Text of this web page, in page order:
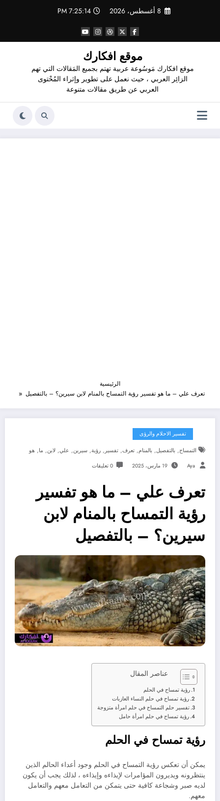
8 أغسطس، 2026 7:25:15 PM
موقع افكارك
موقع افكارك مَوسُوعة عربية تهتم بجميع المَقالات التي تهم
الزائِر العربي ، حيث نعمل على تطوير وإثراء المُحْتوى
العربي عن طريق مقالات متنوعة
الرئيسية
تعرف علي – ما هو تفسير رؤية التمساح بالمنام لابن سيرين؟ – بالتفصيل
تفسير الاحلام والرؤى
التمساح, بالتفصيل, بالمنام, تعرف, تفسير , رؤية, سيرين, علي, لابن, ما, هو
Aya 19 مارس، 2025 0 تعليقات
تعرف علي – ما هو تفسير
رؤية التمساح بالمنام لابن
سيرين؟ – بالتفصيل
عناصر المقال
رؤية تمساح في الحلم
رؤية تمساح في حلم النساء العازبات
تفسير حلم التمساح في حلم امرأة متزوجة
رؤية تمساح في حلم امرأة حامل
رؤية تمساح في الحلم
يمكن أن تعكس رؤية التمساح في الحلم وجود أعداء الحالم الذين
ينتظرونه ويديرون المؤامرات لإيذاءه وإيذاءه ، لذلك يجب أن يكون
لديه صبر وشجاعة كافية حتى يتمكن من التعامل معهم والتعامل
معهم.